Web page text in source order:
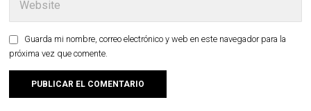
Guarda mi nombre, correo electrónico y web en este navegador para la
próxima vez que comente.